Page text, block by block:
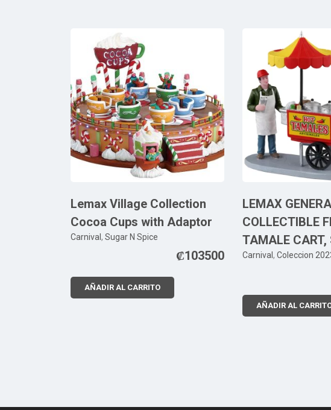
Lemax Village Collection
Cocoa Cups with Adaptor
Carnival , Sugar N Spice
₡103500
AÑADIR AL CARRITO
LEMAX
COLLECTIBLE
TAMALE CART,
Carnival , Coleccion
AÑADIR AL